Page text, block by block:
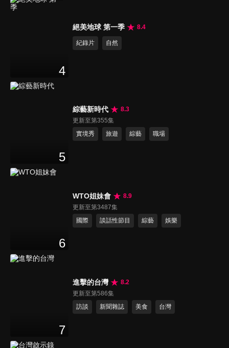
4
絕美地球 第一季 8.4
紀錄片 自然
5
綜藝新時代
8.3
更新至第355集
實境秀
旅遊 綜藝 職場
6
WTO姐妹會
8.9
更新至第3487集
國際
談話性節目 綜藝 娛樂
7
進擊的台灣
8.2
更新至第586集
訪談
新聞雜誌 美食 台灣